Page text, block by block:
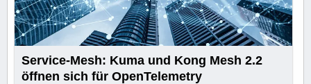
Service-Mesh: Kuma und Kong Mesh 2.2
öffnen sich für OpenTelemetry